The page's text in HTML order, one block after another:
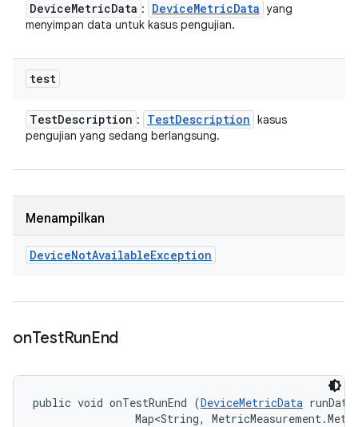
DeviceMetricData : DeviceMetricData yang
menyimpan data untuk kasus pengujian.
test
TestDescription : TestDescription kasus
pengujian yang sedang berlangsung.
Menampilkan
DeviceNotAvailableException
onTestRunEnd
public void onTestRunEnd (DeviceMetricData
Map<String,